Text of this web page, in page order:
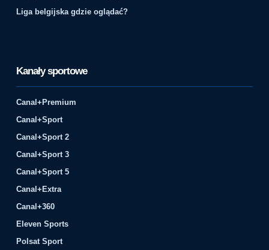
Liga belgijska gdzie oglądać?
Kanały sportowe
Canal+Premium
Canal+Sport
Canal+Sport 2
Canal+Sport 3
Canal+Sport 5
Canal+Extra
Canal+360
Eleven Sports
Polsat Sport